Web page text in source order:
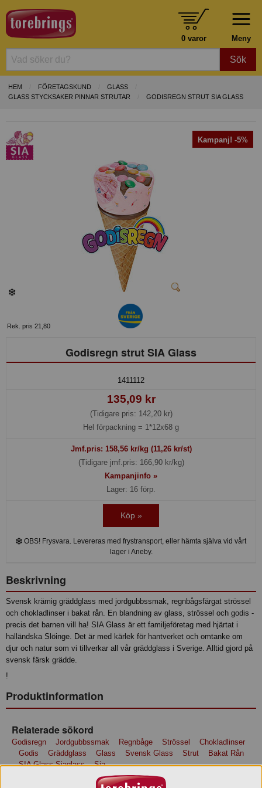
Meny
0 varor
Sök
HEM FÖRETAGSKUND
GLASS
GLASS STYCKSAKER PINNAR STRUTAR
GODISREGN STRUT SIA GLASS
Kampanj! -5%
Rek. pris 21,80
Godisregn strut SIA Glass
1411112
135,09 kr
(Tidigare pris: 142,20 kr)
Hel förpackning = 1*12x68 g
Jmf.pris: 158,56kr/kg (11,26 kr/st)
(Tidigare jmf.pris: 166,90 kr/kg)
Kampanjinfo »
Lager: 16 förp.
Köp »
OBS! Frysvara. Levereras med frystransport, eller hämta själva vid vårt
lager i Aneby.
Beskrivning
Svensk krämig gräddglass med jordgubbssmak, regnbågsfärgat strössel
och chokladlinser i bakat rån. En blandning av glass, strössel och godis -
precis det barnen vill ha! SIA Glass är ett familjeföretag med hjärtat i
halländska Slöinge. Det är med kärlek för hantverket och omtanke om
djur och natur som vi tillverkar all vår gräddglass i Sverige. Alltid gjord på
svensk färsk grädde.
!
Produktinformation
Relaterade sökord
Godisregn Jordgubbssmak Regnbåge Strössel
Chokladlinser
Godis
Gräddglass Glass Svensk Glass Strut
Bakat Rån
SIA Glass Siaglass
Sia